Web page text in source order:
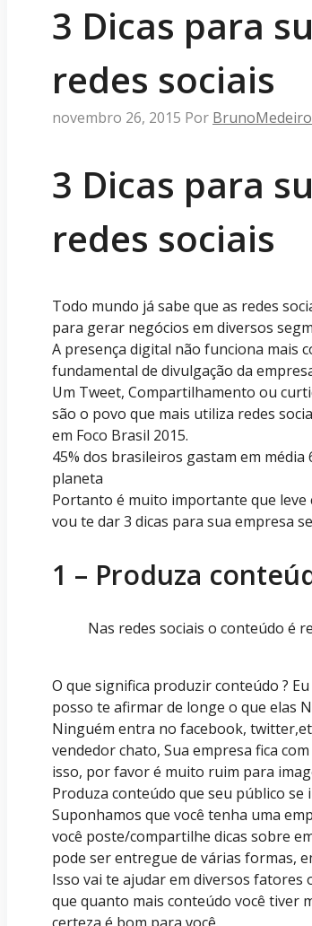
3 Dicas para
redes sociais
novembro 26, 2015 Por
3 Dicas para
redes sociais
Todo mundo já sabe que as redes
para gerar negócios em diversos
A presença digital não funciona mais
fundamental de divulgação da
Um Tweet, Compartilhamento ou
são o povo que mais utiliza redes
em Foco Brasil 2015.
45% dos brasileiros gastam em
planeta
Portanto é muito importante que leve
vou te dar 3 dicas para sua empresa
1 – Produza
Nas redes sociais o conteúdo é
O que significa produzir conteúdo ?
posso te afirmar de longe o que elas
Ninguém entra no facebook,
vendedor chato, Sua empresa fica
isso, por favor é muito ruim para
Produza conteúdo que seu público se
Suponhamos que você tenha uma
você poste/compartilhe dicas sobre
pode ser entregue de várias formas,
Isso vai te ajudar em diversos fatores
que quanto mais conteúdo você tiver